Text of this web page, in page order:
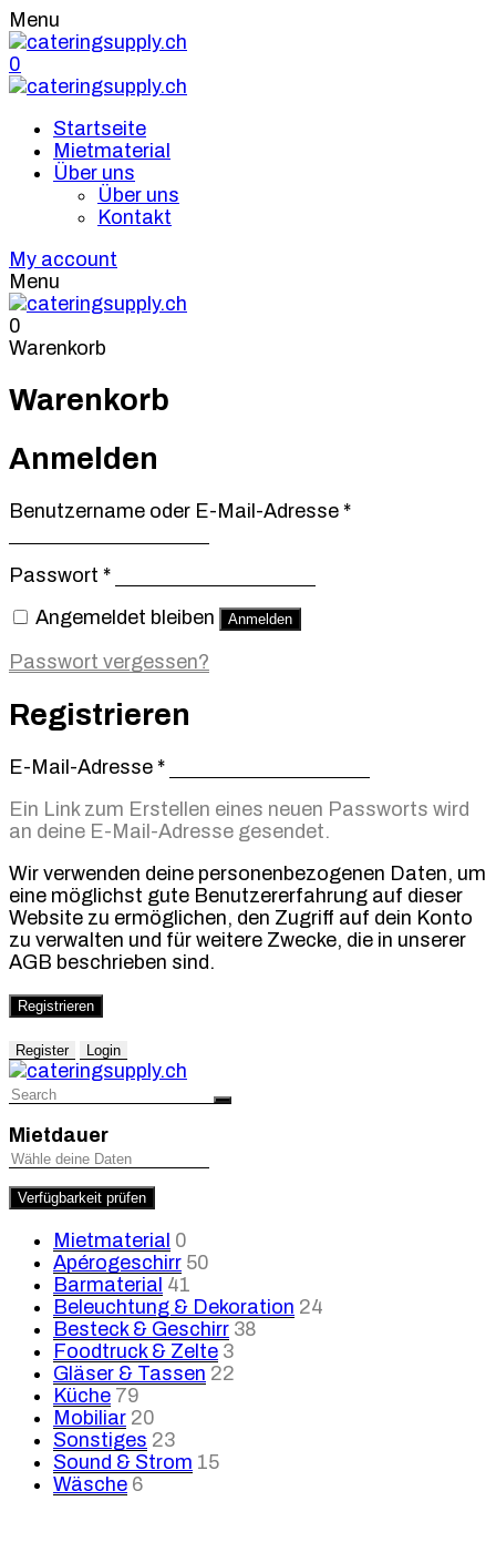
Menu
0
Startseite
Mietmaterial
Über uns
Über uns
Kontakt
My account
Menu
0
Warenkorb
Warenkorb
Anmelden
Benutzername oder E-Mail-Adresse *Erforderlich
Passwort *Erforderlich
Angemeldet bleiben
Anmelden
Passwort vergessen?
Registrieren
E-Mail-Adresse *Erforderlich
Ein Link zum Erstellen eines neuen Passworts wird
an deine E-Mail-Adresse gesendet.
Wir verwenden deine personenbezogenen Daten, um
eine möglichst gute Benutzererfahrung auf dieser
Website zu ermöglichen, den Zugriff auf dein Konto
zu verwalten und für weitere Zwecke, die in unserer
AGB beschrieben sind.
Registrieren
Register Login
Mietdauer
Verfügbarkeit prüfen
Mietmaterial 0
Apérogeschirr 50
Barmaterial 41
Beleuchtung & Dekoration 24
Besteck & Geschirr 38
Foodtruck & Zelte 3
Gläser & Tassen 22
Küche 79
Mobiliar 20
Sonstiges 23
Sound & Strom 15
Wäsche 6